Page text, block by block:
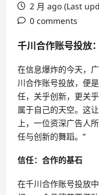
2 月 ago (Last
0 comments
千川合作账号投放
在信息爆炸的今天，
川合作账号投放，便
任，关乎创新，更关
属于自己的天空。这
上，一位资深广告人
任与创新的舞蹈。”
信任：合作的基石
在千川合作账号投放